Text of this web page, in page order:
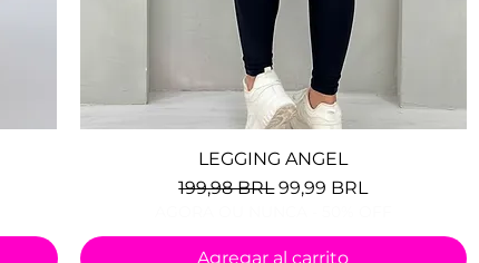
Vista rápida
LEGGING ANGEL
Precio
199,98 BRLPrecio de oferta
99,99 BRL
Agregar al carrito